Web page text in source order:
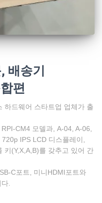
배송기
편
하드웨어 스타트업 업체가 출
CM4 모델과, A-04, A-06,
IPS LCD 디스플레이,
키(Y,X,A,B)를 갖추고 있어 간
C포트, 미니HDMI포트와
.